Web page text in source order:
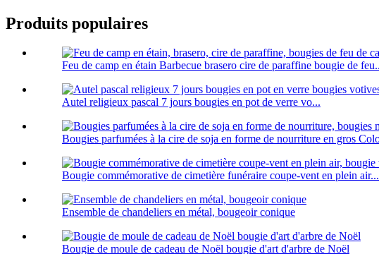
Produits populaires
Feu de camp en étain Barbecue brasero cire de paraffine bougie de
Autel religieux pascal 7 jours bougies en pot de verre vo...
Bougies parfumées à la cire de soja en forme de nourriture en gros
Bougie commémorative de cimetière funéraire coupe-vent en plein air...
Ensemble de chandeliers en métal, bougeoir conique
Bougie de moule de cadeau de Noël bougie d'art d'arbre de Noël